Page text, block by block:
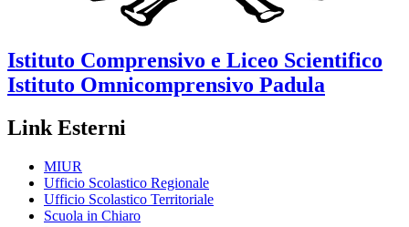
Istituto Comprensivo e Liceo Scientifico
Istituto Omnicomprensivo Padula
Link Esterni
MIUR
Ufficio Scolastico Regionale
Ufficio Scolastico Territoriale
Scuola in Chiaro